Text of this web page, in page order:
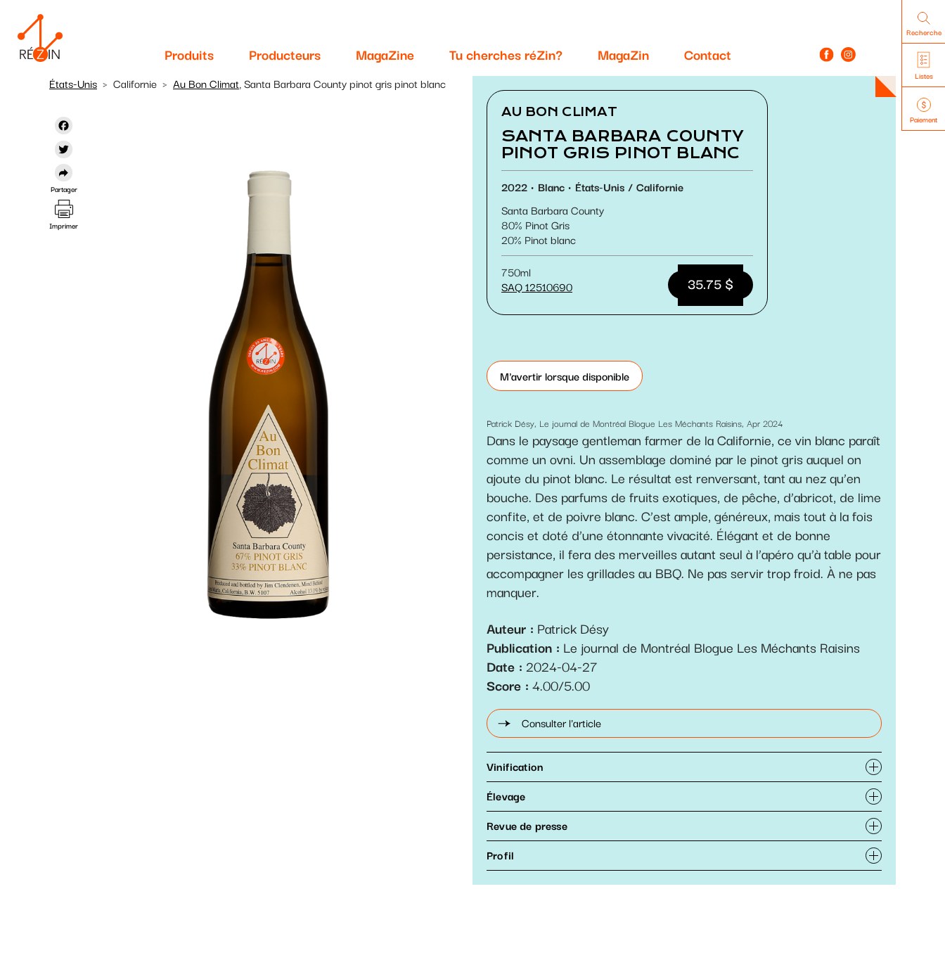
contenu
principal
Produits Producteurs MagaZine Tu cherches réZin? MagaZin Contact
Recherche
Listes
Paiement
États-Unis Californie Au Bon Climat, Santa Barbara County pinot gris pinot blanc
Partager
Imprimer
AU BON CLIMAT
SANTA BARBARA COUNTY
PINOT GRIS PINOT BLANC
2022 Blanc États-Unis
Californie
Santa Barbara County
80
Pinot Gris
20
Pinot blanc
750ml
SAQ 12510690
35.75 $
M'avertir lorsque disponible
Patrick Désy, Le journal de Montréal Blogue Les Méchants Raisins, Apr 2024
Dans le paysage gentleman farmer de la Californie, ce vin blanc paraît
comme un ovni. Un assemblage dominé par le pinot gris auquel on
ajoute du pinot blanc. Le résultat est renversant, tant au nez qu’en
bouche. Des parfums de fruits exotiques, de pêche, d’abricot, de lime
confite, et de poivre blanc. C’est ample, généreux, mais tout à la fois
concis et doté d’une étonnante vivacité. Élégant et de bonne
persistance, il fera des merveilles autant seul à l’apéro qu’à table pour
accompagner les grillades au BBQ. Ne pas servir trop froid. À ne pas
manquer.
Auteur Patrick Désy
Publication Le journal de Montréal Blogue Les Méchants Raisins
Date 2024-04-27
Score 4.00/5.00
Consulter l'article
Vinification
Élevage
Revue de presse
Profil